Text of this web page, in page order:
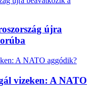
újra
vizeken: A NATO